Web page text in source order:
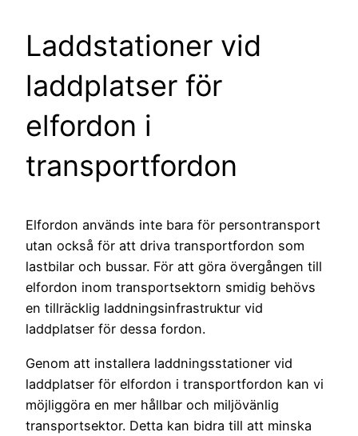
Laddstationer vid
laddplatser för
elfordon i
transportfordon
Elfordon används inte bara för persontransport
utan också för att driva transportfordon som
lastbilar och bussar. För att göra övergången till
elfordon inom transportsektorn smidig behövs
en tillräcklig laddningsinfrastruktur vid
laddplatser för dessa fordon.
Genom att installera laddningsstationer vid
laddplatser för elfordon i transportfordon kan vi
möjliggöra en mer hållbar och miljövänlig
transportsektor. Detta kan bidra till att minska